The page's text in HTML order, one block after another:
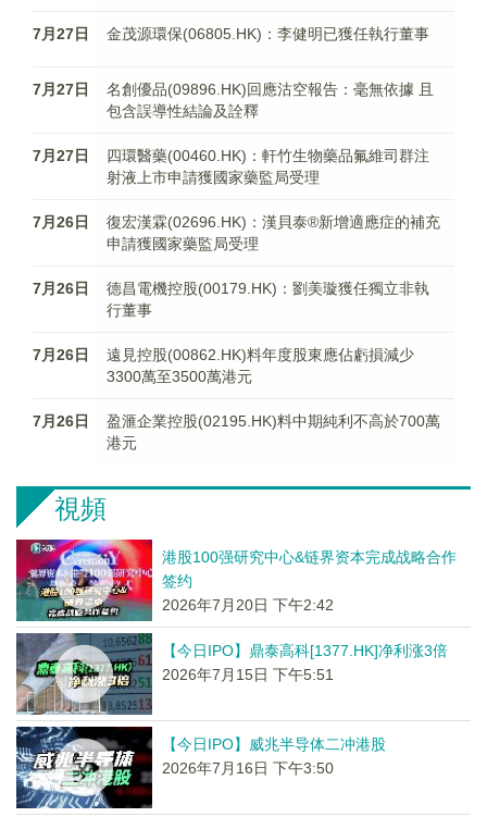
7月27日 金茂源環保(06805.HK)：李健明已獲任執行董事
7月27日
名創優品(09896.HK)回應沽空報告：毫無依據 且
包含誤導性結論及詮釋
7月27日
四環醫藥(00460.HK)：軒竹生物藥品氟維司群注
射液上市申請獲國家藥監局受理
7月26日
復宏漢霖(02696.HK)：漢貝泰®新增適應症的補充
申請獲國家藥監局受理
7月26日
德昌電機控股(00179.HK)：劉美璇獲任獨立非執
行董事
7月26日
遠見控股(00862.HK)料年度股東應佔虧損減少
3300萬至3500萬港元
7月26日
盈滙企業控股(02195.HK)料中期純利不高於700萬
港元
視頻
港股100强研究中心&链界资本完成战略合作
签约
2026年7月20日 下午2:42
【今日IPO】鼎泰高科[1377.HK]净利涨3倍
2026年7月15日 下午5:51
【今日IPO】威兆半导体二冲港股
2026年7月16日 下午3:50